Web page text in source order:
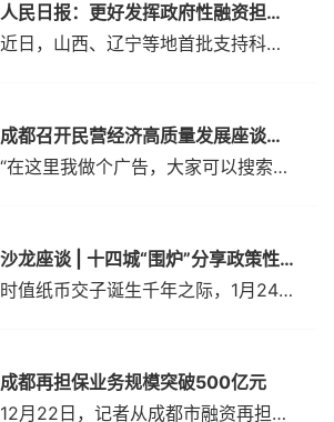
人民日报：更好发挥政府性融资担保撬动作用
近日，山西、辽宁等地首批支持科技创新专项担保计划业务落地，多家专精特新、高新技术企业融资成功，并获得融资担保和再担保支持。
成都召开民营经济高质量发展座谈会，听取企业诉求建议 “会客厅”里解烦忧
“在这里我做个广告，大家可以搜索关注‘惠蓉贷’微信公众号，里面有很多针对民营企业开发的贷款产品。”成都市委金融办副主任罗云的话音刚落，现场的许多企业负责人纷纷拿出手机，打开微信页面。
沙龙座谈 | 十四城“围炉”分享政策性金融产品运营经验
时值纸币交子诞生千年之际，1月24日，以“数智普惠赋能实体”为主题的交子千年系列活动——普惠金融创新发展（成都）大会在成都天府国际会议中心举行，吸引了多名国内知名专家学者以及来自全国各地的金融机构、科技公司、行业协会、政策性金融产品运营机构以及政府相关部门的代表参加。
成都再担保业务规模突破500亿元
12月22日，记者从成都市融资再担保有限责任公司(以下简称成都再担保)获悉，自2020年5月7日正式获批成立以来，公司再担保业务累计规模510.89亿元，突破500亿元大关。累计支持客户5.18万户，惠及小微企业、“三农”主体5.12万户。成都再担保是成都市委、市政府为促进中小微企业和“三农”发展、支持创新创业、支持战略性新兴产业而成立的市属国有金融...